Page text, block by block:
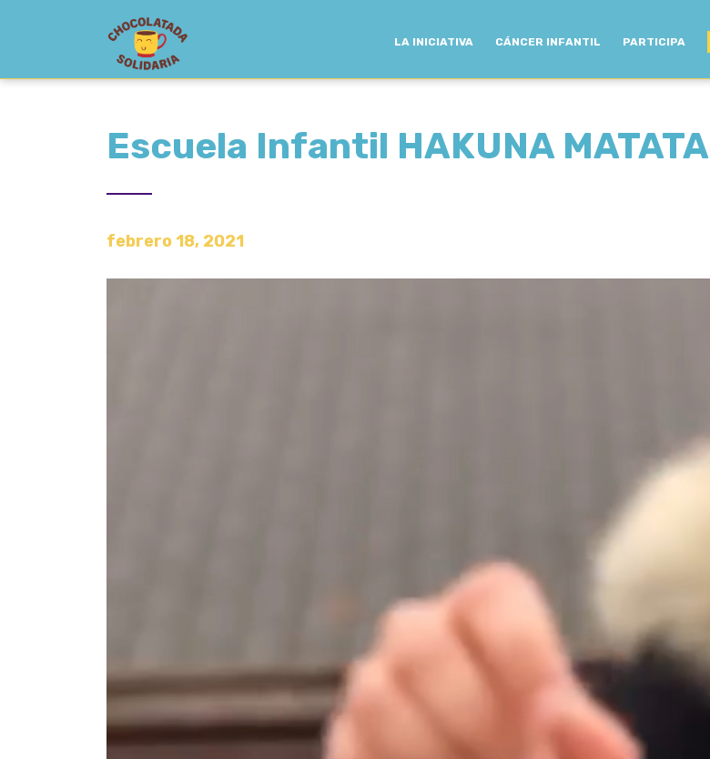
LA INICIATIVA CÁNCER INFANTIL PARTICIPA
Escuela Infantil HAKUNA MATATA
febrero 18, 2021